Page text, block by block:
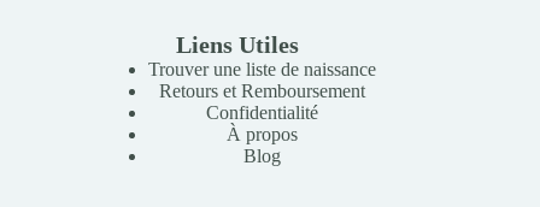
Liens Utiles
Trouver une liste de naissance
Retours et Remboursement
Confidentialité
À propos
Blog